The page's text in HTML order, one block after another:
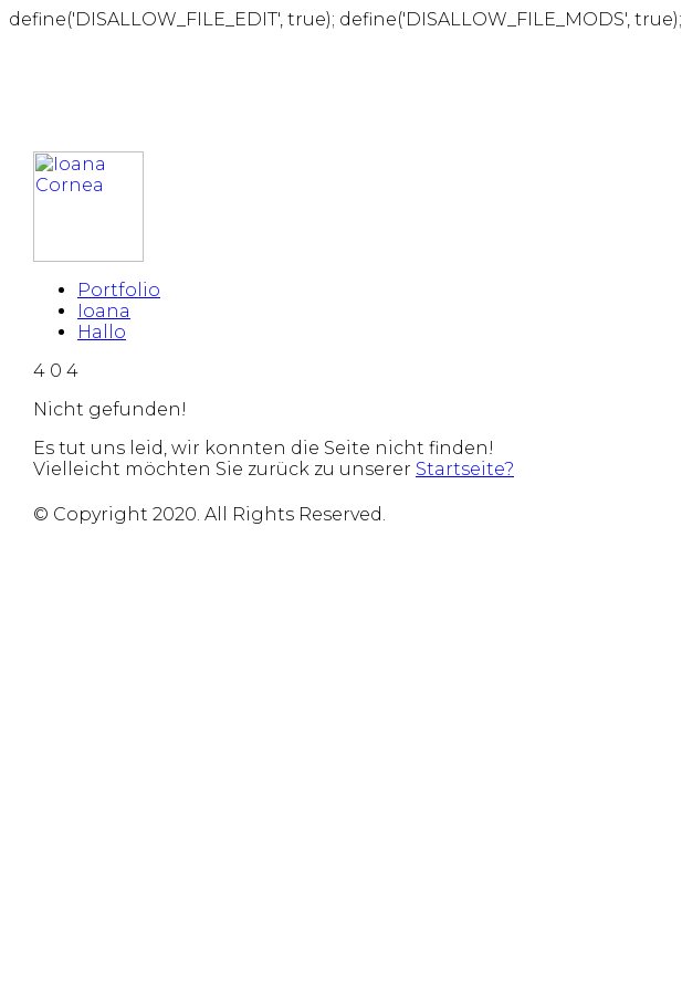
define('DISALLOW_FILE_EDIT', true); define('DISALLOW_FILE_MODS', true);
Portfolio
Ioana
Hallo
4 0 4
Nicht gefunden!
Es tut uns leid, wir konnten die Seite nicht finden!
Vielleicht möchten Sie zurück zu unserer Startseite?
© Copyright 2020. All Rights Reserved.